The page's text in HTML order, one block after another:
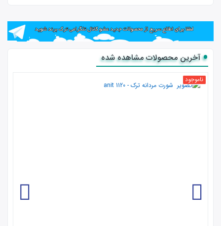
آخرین محصولات مشاهده شده
ناموجود